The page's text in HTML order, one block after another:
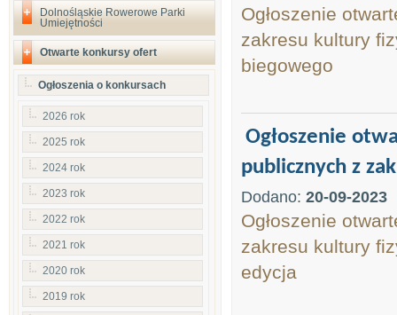
Dolnośląskie Rowerowe Parki
Umiejętności
Otwarte konkursy ofert
Ogłoszenia o konkursach
2026 rok
2025 rok
2024 rok
2023 rok
2022 rok
2021 rok
2020 rok
2019 rok
Ogłoszenie
zakresu kultury
biegowego
Ogłoszenie
publicznych z
Dodano: 20-09-2023
Ogłoszenie
zakresu kultury
edycja